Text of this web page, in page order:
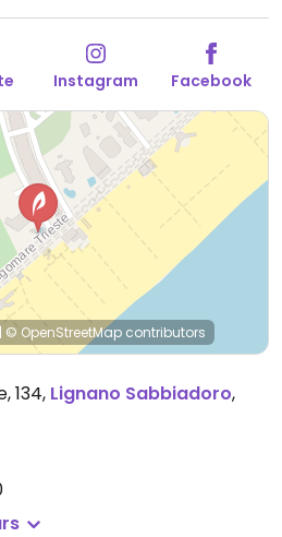
Instagram Facebook
| © OpenStreetMap contributors
134, Lignano Sabbiadoro,